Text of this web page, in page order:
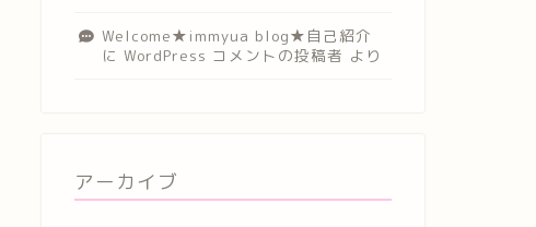
Welcome★immyua blog★自己紹介
に WordPress コメントの投稿者 より
アーカイブ